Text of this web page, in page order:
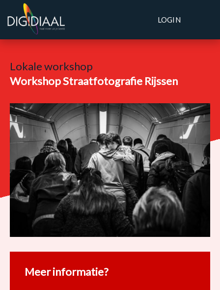
LOGIN
Lokale workshop
Workshop Straatfotografie Rijssen
Meer informatie?